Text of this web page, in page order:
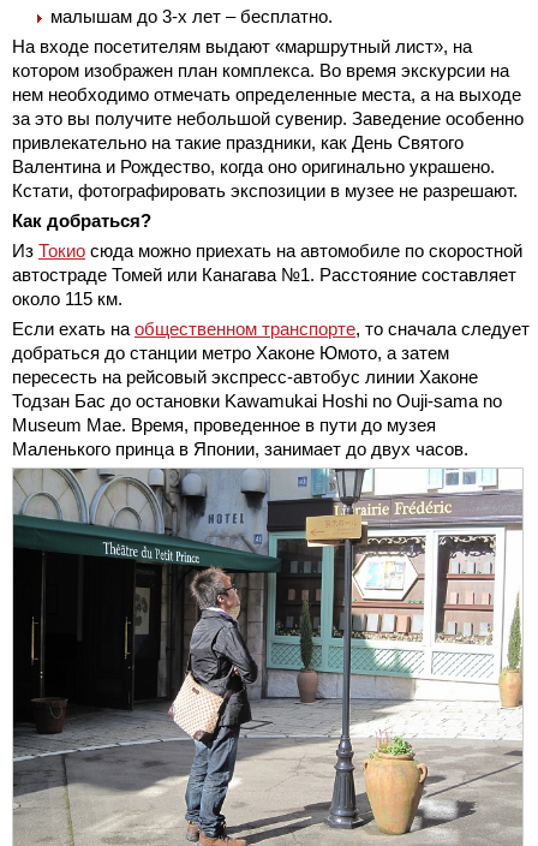
малышам до 3-х лет – бесплатно.
На входе посетителям выдают «маршрутный лист», на
котором изображен план комплекса. Во время экскурсии на
нем необходимо отмечать определенные места, а на выходе
за это вы получите небольшой сувенир. Заведение особенно
привлекательно на такие праздники, как День Святого
Валентина и Рождество, когда оно оригинально украшено.
Кстати, фотографировать экспозиции в музее не разрешают.
Как добраться?
Из Токио сюда можно приехать на автомобиле по скоростной
автостраде Томей или Канагава №1. Расстояние составляет
около 115 км.
Если ехать на общественном транспорте, то сначала следует
добраться до станции метро Хаконе Юмото, а затем
пересесть на рейсовый экспресс-автобус линии Хаконе
Тодзан Бас до остановки Kawamukai Hoshi no Ouji-sama no
Museum Mae. Время, проведенное в пути до музея
Маленького принца в Японии, занимает до двух часов.